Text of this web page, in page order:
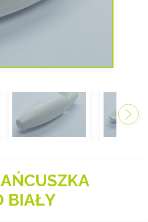
BIAŁY